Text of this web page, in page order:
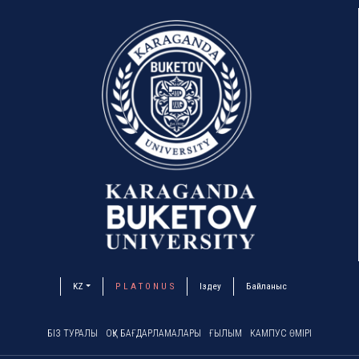
KZ P L A T O N U S Іздеу Байланыс
БІЗ ТУРАЛЫ ОҚУ БАҒДАРЛАМАЛАРЫ ҒЫЛЫМ КАМПУС ӨМІРІ